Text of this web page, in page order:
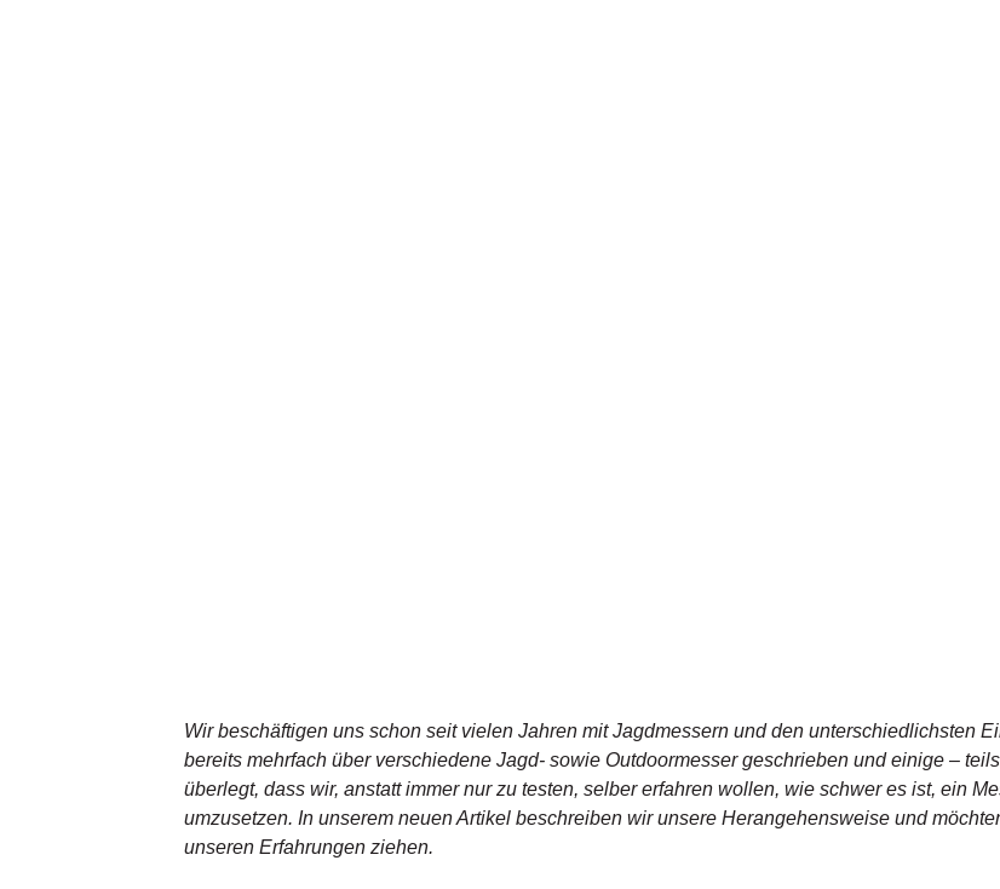
Wir beschäftigen uns schon seit vielen Jahren mit Jagdmessern und den unterschiedlichsten
bereits mehrfach über verschiedene Jagd- sowie Outdoormesser geschrieben und einige –
überlegt, dass wir, anstatt immer nur zu testen, selber erfahren wollen, wie schwer es ist, ein
umzusetzen. In unserem neuen Artikel beschreiben wir unsere Herangehensweise und
unseren Erfahrungen ziehen.